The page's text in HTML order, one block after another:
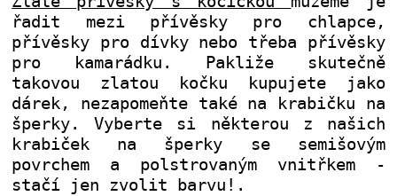
řadit mezi přívěsky pro chlapce,
přívěsky pro dívky nebo třeba přívěsky
pro kamarádku. Pakliže skutečně
takovou zlatou kočku kupujete jako
dárek, nezapomeňte také na krabičku na
šperky. Vyberte si některou z našich
krabiček na šperky se semišovým
povrchem a polstrovaným vnitřkem -
stačí jen zvolit barvu! .